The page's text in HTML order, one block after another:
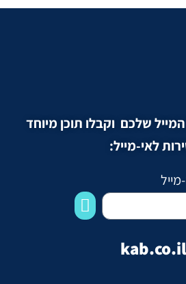
שלכם וקבלו תוכן מיוחד
לאי-מייל:
kab.co.il